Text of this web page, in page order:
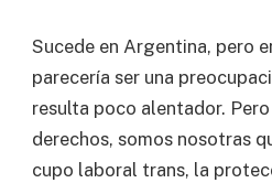
Sucede en Argentina, pero
parecería ser una
resulta poco alentador.
derechos, somos nosotras
cupo laboral trans, la